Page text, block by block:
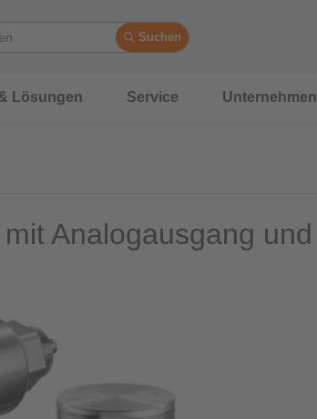
Suchen
& Lösungen Service Unternehmen
Analogausgang und